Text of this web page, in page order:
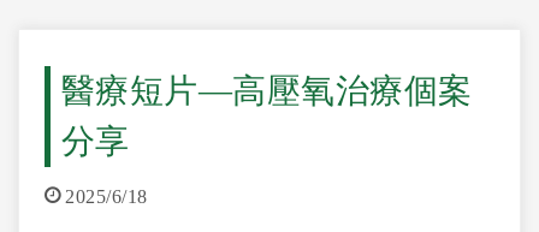
醫療短片—高壓氧治療個案
分享
2025/6/18